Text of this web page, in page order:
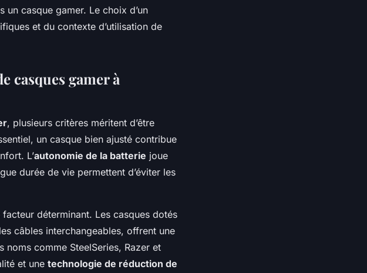
un casque gamer. Le choix d’un
et du contexte d’utilisation de
casques gamer à
, plusieurs critères méritent d’être
un casque bien ajusté contribue
L’autonomie de la batterie joue
durée de vie permettent d’éviter les
déterminant. Les casques dotés
câbles interchangeables, offrent une
comme SteelSeries, Razer et
et une technologie de réduction de